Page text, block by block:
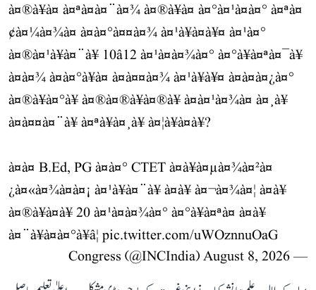
à¤®à¥à¤ à¤ªà¤à¤¨à¤¾ à¤®à¥à¤ à¤°à¤¹à¤à¤° à¤ªà¤
¢à¤¼à¤¾à¤ à¤à¤°à¤¤à¤¾ à¤¹à¥à¤à¥¤ à¤¹à¤°
à¤®à¤¹à¥à¤¨à¥ 10â12 à¤¹à¤à¤¾à¤° à¤°à¥à¤ªà¤¯à¥
à¤à¤¾ à¤à¤°à¥à¤ à¤à¤¤à¤¾ à¤¹à¥à¥¤ à¤à¤à¤¿à¤°
à¤®à¥à¤°à¥ à¤®à¤®à¥à¤®à¥ à¤à¤¹à¤¾à¤ à¤¸à¥
à¤à¤¤à¤¨à¥ à¤ªà¥à¤¸à¥ à¤¦à¥à¤à¥?
à¤à¤ B.Ed, PG à¤à¤° CTET à¤à¥à¤µà¤¾à¤²à¤
¿à¤«à¤¾à¤à¤¡ à¤¹à¥à¤¨à¥ à¤à¥ à¤¬à¤¾à¤¦ à¤­à¥
à¤®à¥à¤à¥ 20 à¤¹à¤à¤¾à¤° à¤°à¥à¤ªà¤ à¤à¥
à¤¨à¥à¤à¤°à¥â¦ pic.twitter.com/uWOznnuOaG
— Congress (@INCIndia)
August 8, 2026